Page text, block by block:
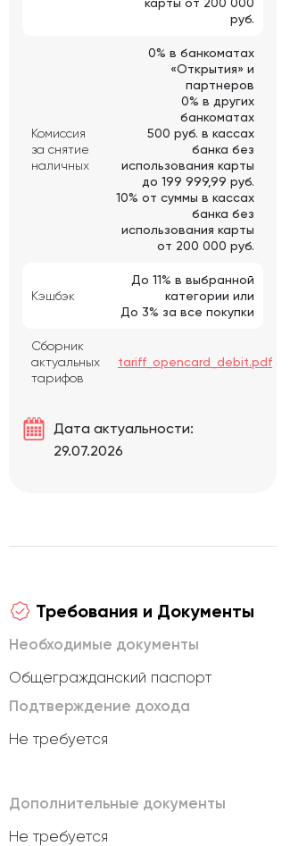
руб.
Комиссия
за снятие
наличных
0% в банкоматах
«Открытия» и
партнеров
0% в других
банкоматах
500 руб. в кассах
банка без
использования карты
до 199 999,99 руб.
10% от суммы в кассах
банка без
использования карты
от 200 000 руб.
Кэшбэк
До 11% в выбранной
категории или
До 3% за все покупки
Сборник
актуальных
тарифов
tariff_opencard_debit.pdf
Дата актуальности:
29.07.2026
Требования и Документы
Необходимые документы
Общегражданский паспорт
Подтверждение дохода
Не требуется
Дополнительные документы
Не требуется